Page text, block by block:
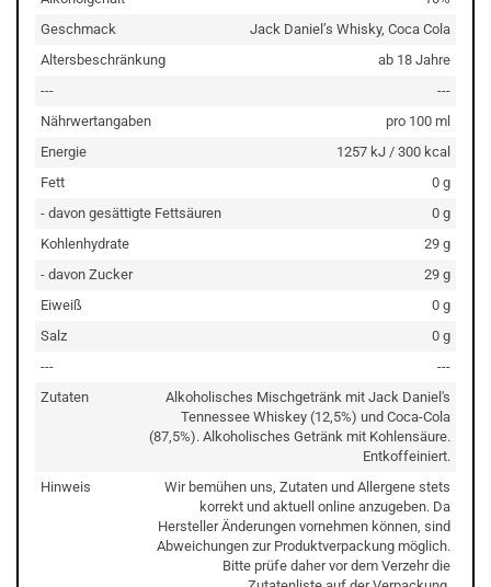
Geschmack
Jack Daniel’s Whisky, Coca Cola
Altersbeschränkung
ab 18 Jahre
---
---
Nährwertangaben
pro 100 ml
Energie
1257 kJ / 300 kcal
Fett
0 g
- davon gesättigte Fettsäuren
0 g
Kohlenhydrate
29 g
- davon Zucker
29 g
Eiweiß
0 g
Salz
0 g
---
---
Zutaten
Alkoholisches Mischgetränk mit Jack Daniel's
Tennessee Whiskey (12,5%) und Coca-Cola
(87,5%). Alkoholisches Getränk mit Kohlensäure.
Entkoffeiniert.
Hinweis
Wir bemühen uns, Zutaten und Allergene stets
korrekt und aktuell online anzugeben. Da
Hersteller Änderungen vornehmen können, sind
Abweichungen zur Produktverpackung möglich.
Bitte prüfe daher vor dem Verzehr die